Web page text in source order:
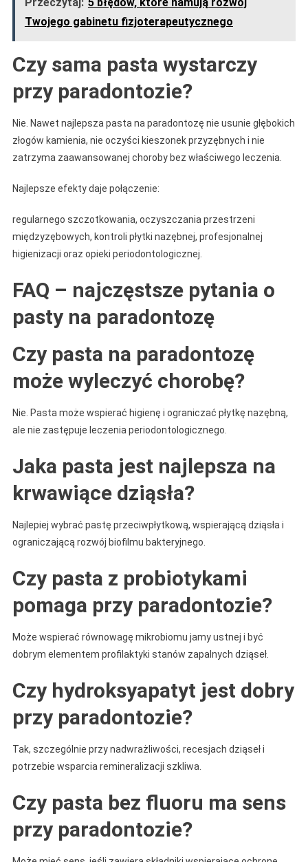
Przeczytaj: 5 błędów, które hamują rozwój
Twojego gabinetu fizjoterapeutycznego
Czy sama pasta wystarczy
przy paradontozie?
Nie. Nawet najlepsza pasta na paradontozę nie usunie głębokich
złogów kamienia, nie oczyści kieszonek przyzębnych i nie
zatrzyma zaawansowanej choroby bez właściwego leczenia.
Najlepsze efekty daje połączenie:
regularnego szczotkowania, oczyszczania przestrzeni
międzyzębowych, kontroli płytki nazębnej, profesjonalnej
higienizacji oraz opieki periodontologicznej.
FAQ – najczęstsze pytania o
pasty na paradontozę
Czy pasta na paradontozę
może wyleczyć chorobę?
Nie. Pasta może wspierać higienę i ograniczać płytkę nazębną,
ale nie zastępuje leczenia periodontologicznego.
Jaka pasta jest najlepsza na
krwawiące dziąsła?
Najlepiej wybrać pastę przeciwpłytkową, wspierającą dziąsła i
ograniczającą rozwój biofilmu bakteryjnego.
Czy pasta z probiotykami
pomaga przy paradontozie?
Może wspierać równowagę mikrobiomu jamy ustnej i być
dobrym elementem profilaktyki stanów zapalnych dziąseł.
Czy hydroksyapatyt jest dobry
przy paradontozie?
Tak, szczególnie przy nadwrażliwości, recesjach dziąseł i
potrzebie wsparcia remineralizacji szkliwa.
Czy pasta bez fluoru ma sens
przy paradontozie?